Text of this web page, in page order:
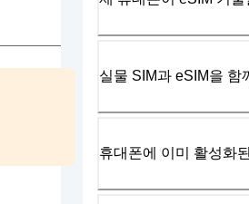
실물 SIM과 eSIM을 함
휴대폰에 이미 활성화